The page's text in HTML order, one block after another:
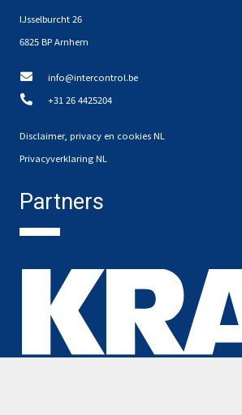
IJsselburcht 26
6825 BP Arnhem
info@intercontrol.be
+31 26 4425204
Disclaimer, privacy en cookies NL
Privacyverklaring NL
Partners